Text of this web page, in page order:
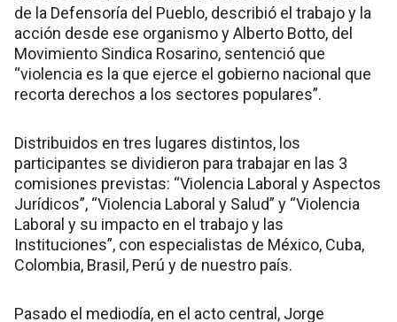
de la Defensoría del Pueblo, describió el trabajo y la
acción desde ese organismo y Alberto Botto, del
Movimiento Sindica Rosarino, sentenció que
“violencia es la que ejerce el gobierno nacional que
recorta derechos a los sectores populares”.
Distribuidos en tres lugares distintos, los
participantes se dividieron para trabajar en las 3
comisiones previstas: “Violencia Laboral y Aspectos
Jurídicos”, “Violencia Laboral y Salud” y “Violencia
Laboral y su impacto en el trabajo y las
Instituciones”, con especialistas de México, Cuba,
Colombia, Brasil, Perú y de nuestro país.
Pasado el mediodía, en el acto central, Jorge